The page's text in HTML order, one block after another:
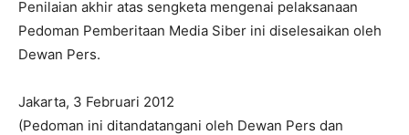
Penilaian akhir atas sengketa mengenai pelaksanaan
Pedoman Pemberitaan Media Siber ini diselesaikan oleh
Dewan Pers.
Jakarta, 3 Februari 2012
(Pedoman ini ditandatangani oleh Dewan Pers dan